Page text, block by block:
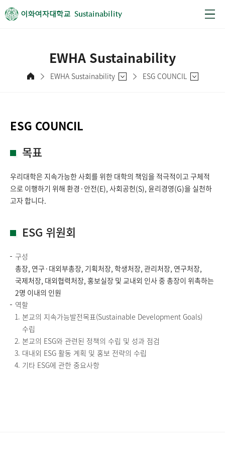
Sustainability
EWHA Sustainability
EWHA Sustainability ESG COUNCIL
ESG COUNCIL
목표
우리대학은 지속가능한 사회를 위한 대학의 책임을 적극적이고 구체적
으로 이행하기 위해 환경·안전(E), 사회공헌(S), 윤리경영(G)을 실천하
고자 합니다.
ESG 위원회
구성
총장, 연구·대외부총장, 기획처장, 학생처장, 관리처장, 연구처장,
국제처장, 대외협력처장, 홍보실장 및 교내외 인사 중 총장이 위촉하는
2명 이내의 인원
역할
본교의 지속가능발전목표(Sustainable Development Goals)
수립
본교의 ESG와 관련된 정책의 수립 및 성과 점검
대내외 ESG 활동 계획 및 홍보 전략의 수립
기타 ESG에 관한 중요사항